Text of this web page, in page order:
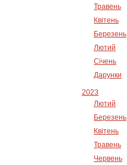
Травень
Квітень
Березень
Лютий
Січень
Дарунки
2023
Лютий
Березень
Квітень
Травень
Червень